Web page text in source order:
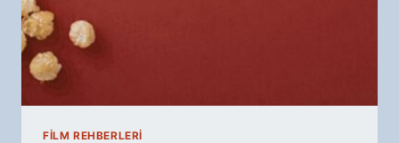
FILM REHBERLERI